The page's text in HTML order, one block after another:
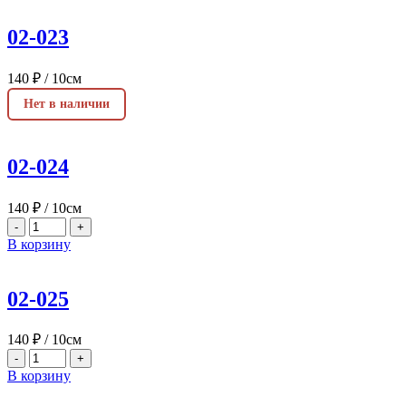
02-023
140 ₽ / 10см
Нет в наличии
02-024
140 ₽ / 10см
- +
В корзину
02-025
140 ₽ / 10см
- +
В корзину